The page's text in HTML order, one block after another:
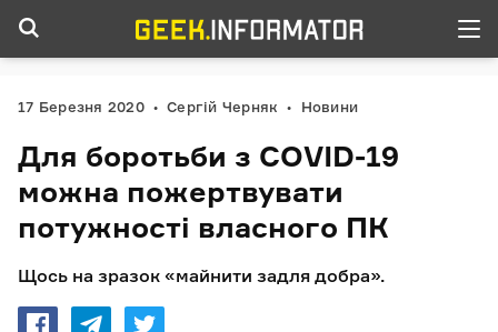
17 Березня 2020 Сергій Черняк Новини
Для боротьби з COVID-19
можна пожертвувати
потужності власного ПК
Щось на зразок «майнити задля добра».